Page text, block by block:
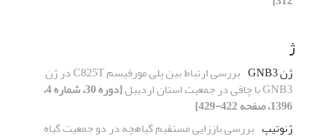
ژ
ژن GNB3
بررسی ارتباط بین پلی مورفیسم C825T در ژن
GNB3 با چاقی در جمعیت استان اردبیل
[دوره 30، شماره 4،
1396، صفحه 422-429]
ژنوتیپ بررسی باززایی مستقیم گیاهچه در دو جمعیت گیاه